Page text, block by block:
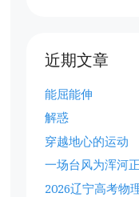
近期文章
能屈能伸
解惑
穿越地心的运动
一场台风为浑河
2026辽宁高考物